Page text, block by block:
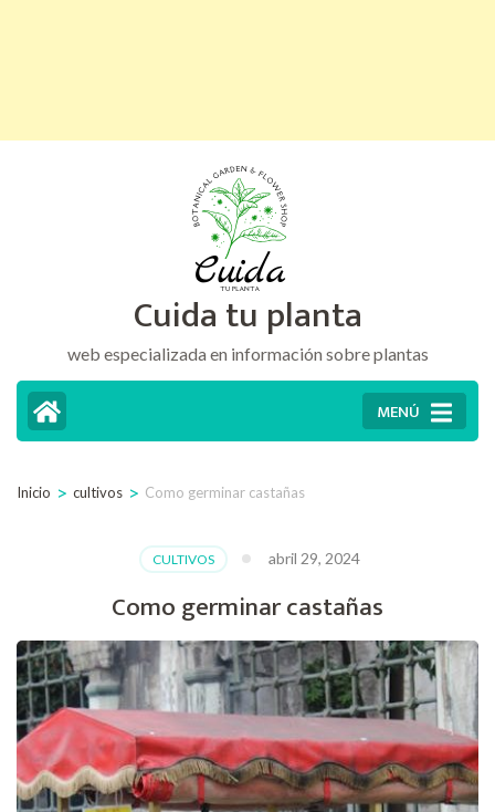
Intro)
Cuida tu planta
web especializada en información sobre plantas
MENÚ
Inicio > cultivos > Como germinar castañas
CULTIVOS abril 29, 2024
Como germinar castañas